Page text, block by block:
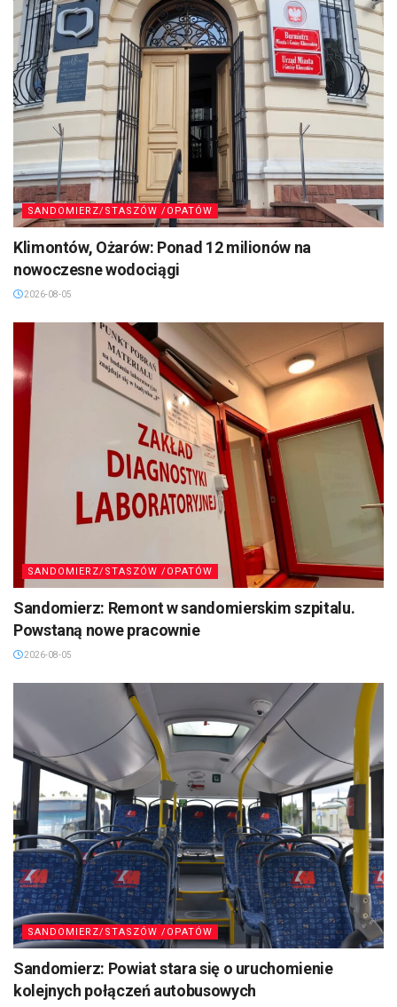
SANDOMIERZ/STASZÓW /OPATÓW
Klimontów, Ożarów: Ponad 12 milionów na
nowoczesne wodociągi
2026-08-05
SANDOMIERZ/STASZÓW /OPATÓW
Sandomierz: Remont w sandomierskim szpitalu.
Powstaną nowe pracownie
2026-08-05
SANDOMIERZ/STASZÓW /OPATÓW
Sandomierz: Powiat stara się o uruchomienie
kolejnych połączeń autobusowych